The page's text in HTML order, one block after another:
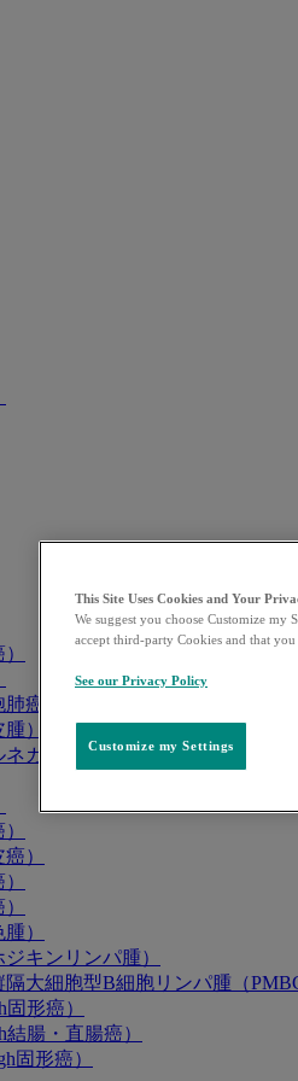
癌）
）
ガティブ乳癌）
）
）
キンリンパ腫）
大細胞型B細胞リンパ腫（
形癌）
腸・直腸癌）
固形癌）
This Site Uses Cookies and Your
We suggest you choose Customize my
accept third-party Cookies and that you
See our Privacy Policy
Customize my Settings